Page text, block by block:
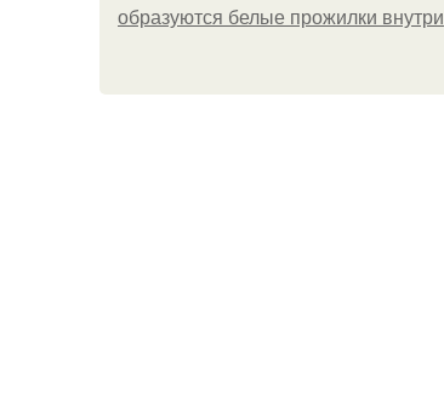
образуются белые прожилки внутри